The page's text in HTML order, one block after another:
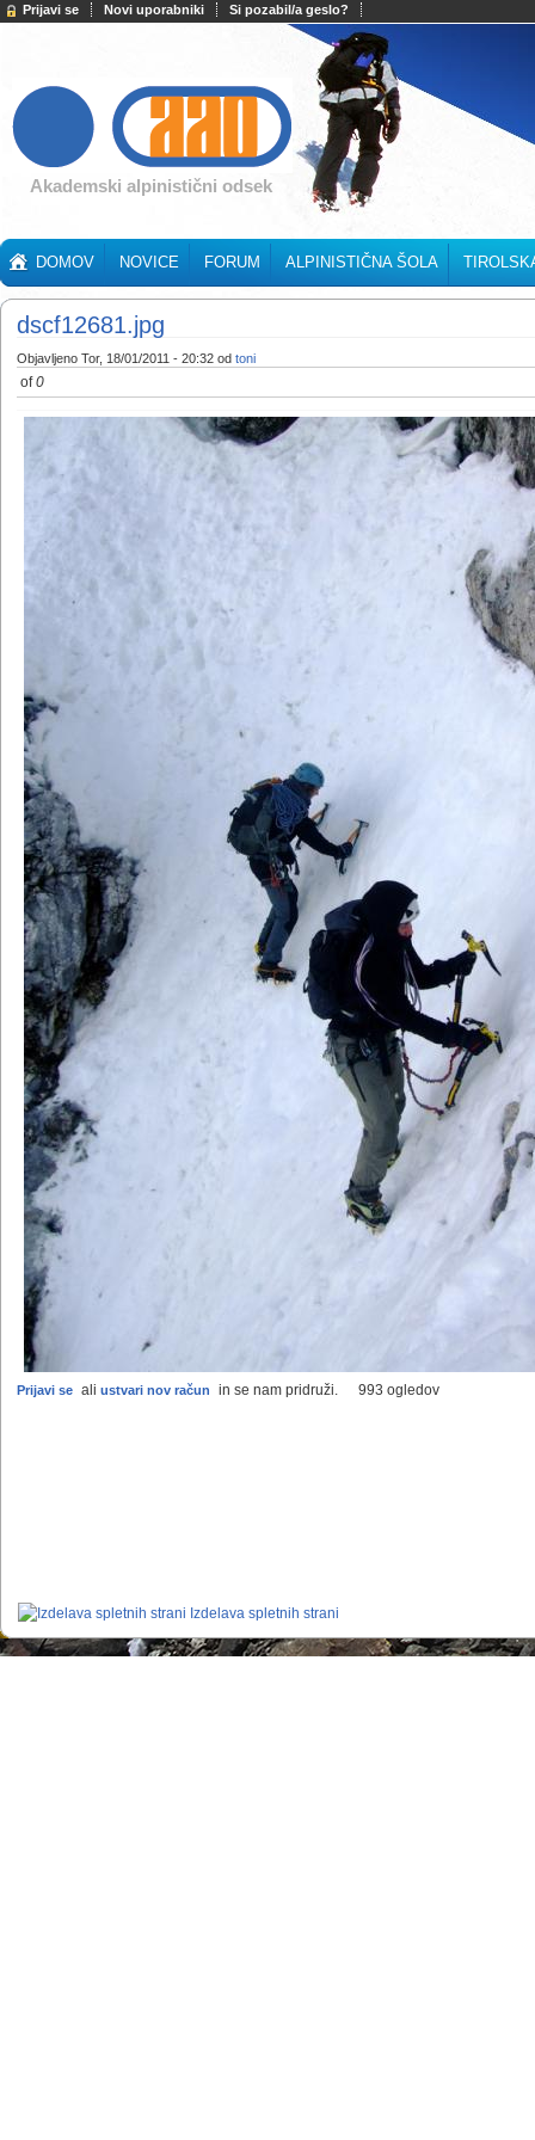
Prijavi se Novi uporabniki Si pozabil/a geslo?
Akademski alpinistični odsek
DOMOV NOVICE FORUM ALPINISTIČNA ŠOLA
dscf12681.jpg
Objavljeno Tor, 18/01/2011 - 20:32 od toni
of0
Prijavi se ali ustvari nov račun in se nam pridruži. 993 ogledov
Izdelava spletnih strani